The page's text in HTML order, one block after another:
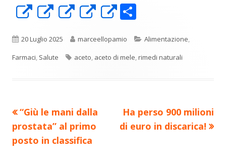
Apre
una
nuova
Apre
una
nuova
Apre
una
nuova
Apre
una
nuova
Apre
una
nuova
n
di
Pubblicato
20 Luglio 2025 Autore
marceellopamio Categorie
Alimentazione,
Farmaci, Salute Tag
aceto, aceto di mele,rimedi naturali
Navigazione
articoli
Precedente
articolo:
“Giù le mani dalla
prostata” al primo
posto in classifica
Nuovo
articolo:
Ha perso 900 milioni
di euro in discarica!